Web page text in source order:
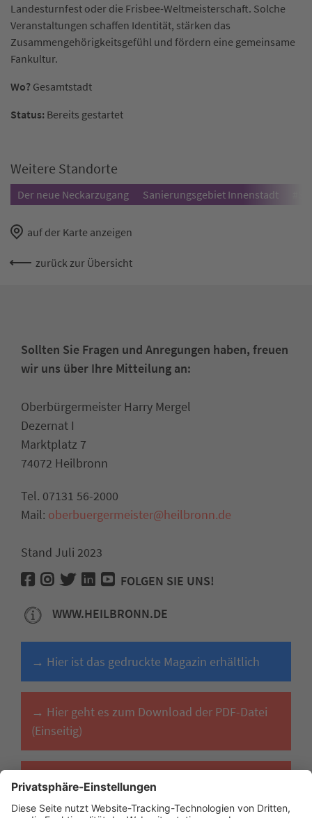
Weitere Standorte
Der neue Neckarzugang Sanierungsgebiet Innenstadt
auf der Karte anzeigen
zurück zur Übersicht
Landesturnfest oder die Frisbee-Weltmeisterschaft. Solche
Veranstaltungen schaffen Identität, stärken das
Zusammengehörigkeitsgefühl und fördern eine gemeinsame
Fankultur.
Wo? Gesamtstadt
Status: Bereits gestartet
Sollten Sie Fragen und Anregungen haben, freuen
wir uns über Ihre Mitteilung an:
Oberbürgermeister Harry Mergel
Dezernat I
Marktplatz 7
74072 Heilbronn
Tel. 07131 56-2000
Mail: oberbuergermeister@heilbronn.de
Stand Juli 2023
FOLGEN SIE UNS!
WWW.HEILBRONN.DE
→ Hier ist das gedruckte Magazin erhältlich
→ Hier geht es zum Download der PDF-Datei
(Einseitig)
→ Hier geht es zum Download der PDF-Datei